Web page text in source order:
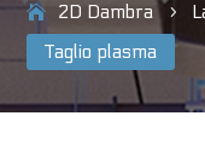
2D Dambra 5
Taglio plasma